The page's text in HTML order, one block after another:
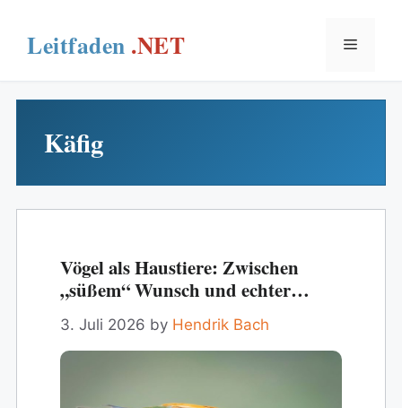
content
Menu
Käfig
Vögel als Haustiere: Zwischen
„süßem“ Wunsch und echter
Verantwortung
3. Juli 2026 by Hendrik Bach